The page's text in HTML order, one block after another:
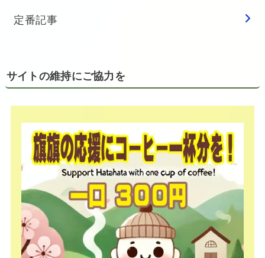
定番記事
サイトの維持にご協力を